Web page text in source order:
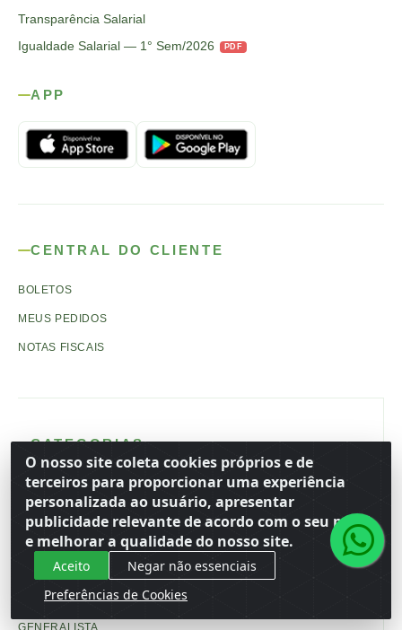
O nosso site coleta cookies próprios e de
terceiros para proporcionar uma experiência
personalizada ao usuário, apresentar
publicidade relevante de acordo com o seu perfil
e melhorar a qualidade do nosso site.
Aceito
Negar não essenciais
Preferências de Cookies
Transparência Salarial
Igualdade Salarial — 1° Sem/2026
PDF
APP
CENTRAL DO CLIENTE
BOLETOS
MEUS PEDIDOS
NOTAS FISCAIS
CATEGORIAS
ARTESANATO
BAZAR
BRINQUEDO
EMBALAGENS E FESTAS
ESCOLAR
GENERALISTA